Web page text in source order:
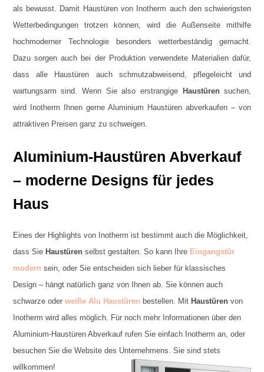
als bewusst. Damit Haustüren von Inotherm auch den schwierigsten
Wetterbedingungen trotzen können, wird die Außenseite mithilfe
hochmoderner Technologie besonders wetterbeständig gemacht.
Dazu sorgen auch bei der Produktion verwendete Materialien dafür,
dass alle Haustüren auch schmutzabweisend, pflegeleicht und
wartungsarm sind. Wenn Sie also erstrangige
Haustürensuchen,
wird Inotherm Ihnen gerne Aluminium Haustüren abverkaufen – von
attraktiven Preisen ganz zu schweigen.
Aluminium-Haustüren Abverkauf
– moderne Designs für jedes
Haus
Eines der Highlights von Inotherm ist bestimmt auch die Möglichkeit,
dass Sie Haustürenselbst gestalten. So kann Ihre Eingangstür
modern sein, oder Sie entscheiden sich lieber für klassisches
Design – hängt natürlich ganz von Ihnen ab. Sie können auch
schwarze oder weiße Alu Haustüren bestellen. Mit Haustürenvon
Inotherm wird alles möglich. Für noch mehr Informationen über den
Aluminium-Haustüren Abverkauf rufen Sie einfach Inotherm an, oder
besuchen Sie die Website des Unternehmens. Sie sind stets
willkommen!